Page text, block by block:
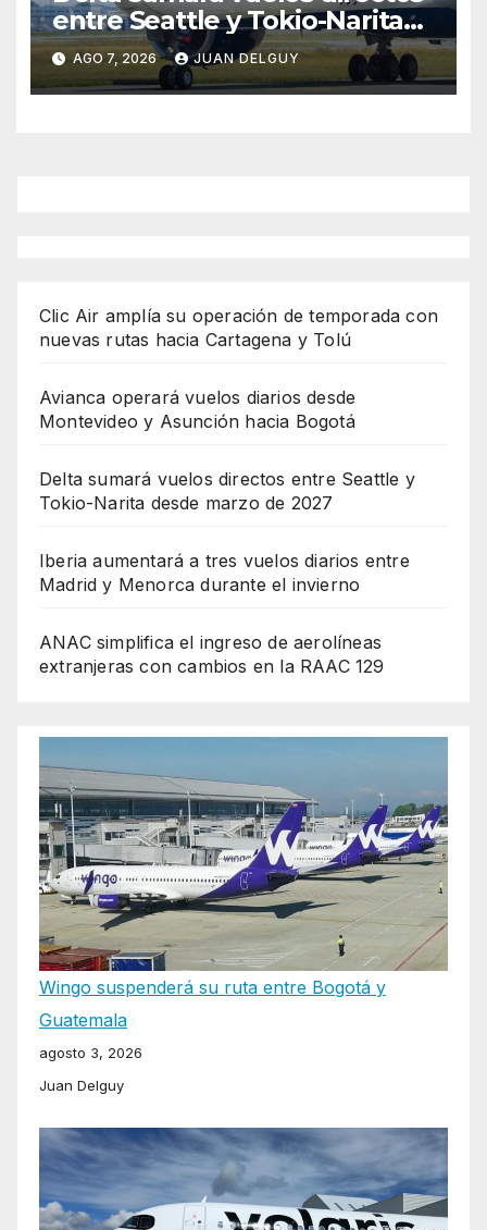
entre Seattle y Tokio-Narita
desde marzo de 2027
AGO 7, 2026 JUAN DELGUY
Clic Air amplía su operación de temporada con
nuevas rutas hacia Cartagena y Tolú
Avianca operará vuelos diarios desde
Montevideo y Asunción hacia Bogotá
Delta sumará vuelos directos entre Seattle y
Tokio-Narita desde marzo de 2027
Iberia aumentará a tres vuelos diarios entre
Madrid y Menorca durante el invierno
ANAC simplifica el ingreso de aerolíneas
extranjeras con cambios en la RAAC 129
Wingo suspenderá su ruta entre Bogotá y
Guatemala
agosto 3, 2026
Juan Delguy